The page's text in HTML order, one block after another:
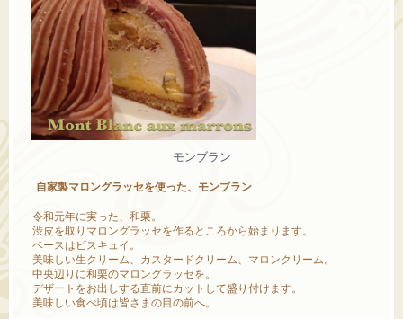
モンブラン
自家製マロングラッセを使った、モンブラン
令和元年に実った、和栗。
渋皮を取りマロングラッセを作るところから始まります。
ベースはビスキュイ。
美味しい生クリーム、カスタードクリーム、マロンクリーム。
中央辺りに和栗のマロングラッセを。
デザートをお出しする直前にカットして盛り付けます。
美味しい食べ頃は皆さまの目の前へ。